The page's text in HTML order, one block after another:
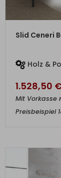
Slid Ceneri
Holz &
1.528,50
Mit Vorkasse
Preisbeispiel